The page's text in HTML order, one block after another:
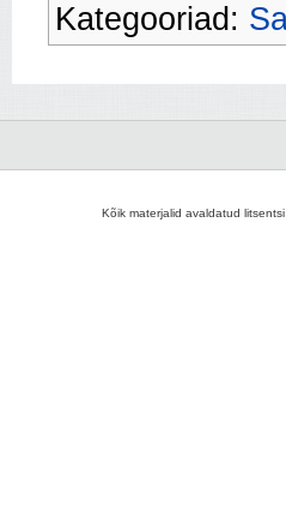
Kategooriad:
Kõik materjalid avaldatud